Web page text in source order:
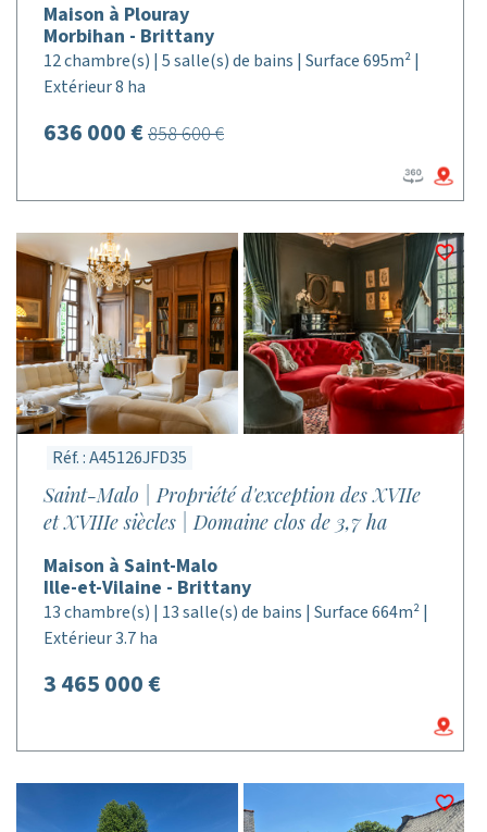
Maison à Plouray
Morbihan - Brittany
12 chambre(s) | 5 salle(s) de bains | Surface 695m² |
Extérieur 8 ha
636 000 €858 600 €
Réf. : A45126JFD35
Saint-Malo | Propriété d'exception des XVIIe
et XVIIIe siècles | Domaine clos de 3,7 ha
Maison à Saint-Malo
Ille-et-Vilaine - Brittany
13 chambre(s) | 13 salle(s) de bains | Surface 664m² |
Extérieur 3.7 ha
3 465 000 €